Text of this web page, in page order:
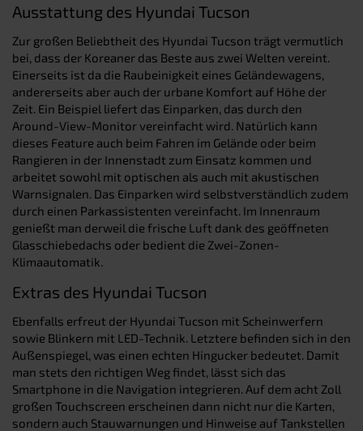
Ausstattung des Hyundai Tucson
Zur großen Beliebtheit des Hyundai Tucson trägt vermutlich
bei, dass der Koreaner das Beste aus zwei Welten vereint.
Einerseits ist da die Raubeinigkeit eines Geländewagens,
andererseits aber auch der urbane Komfort auf Höhe der
Zeit. Ein Beispiel liefert das Einparken, das durch den
Around-View-Monitor vereinfacht wird. Natürlich kann
dieses Feature auch beim Fahren im Gelände oder beim
Rangieren in der Innenstadt zum Einsatz kommen und
arbeitet sowohl mit optischen als auch mit akustischen
Warnsignalen. Das Einparken wird selbstverständlich zudem
durch einen Parkassistenten vereinfacht. Im Innenraum
genießt man derweil die frische Luft dank des geöffneten
Glasschiebedachs oder bedient die Zwei-Zonen-
Klimaautomatik.
Extras des Hyundai Tucson
Ebenfalls erfreut der Hyundai Tucson mit Scheinwerfern
sowie Blinkern mit LED-Technik. Letztere befinden sich in den
Außenspiegel, was einen echten Hingucker bedeutet. Damit
man stets den richtigen Weg findet, lässt sich das
Smartphone in die Navigation integrieren. Auf dem acht Zoll
großen Touchscreen erscheinen dann nicht nur die Karten,
sondern auch Stauwarnungen und Hinweise auf Tankstellen